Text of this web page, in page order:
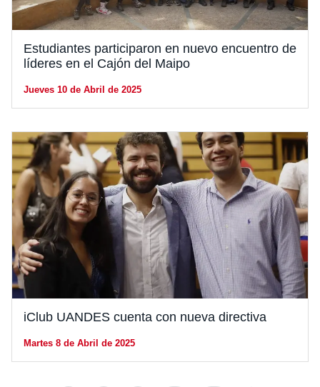
Estudiantes participaron en nuevo encuentro de
líderes en el Cajón del Maipo
Jueves 10 de Abril de 2025
iClub UANDES cuenta con nueva directiva
Martes 8 de Abril de 2025